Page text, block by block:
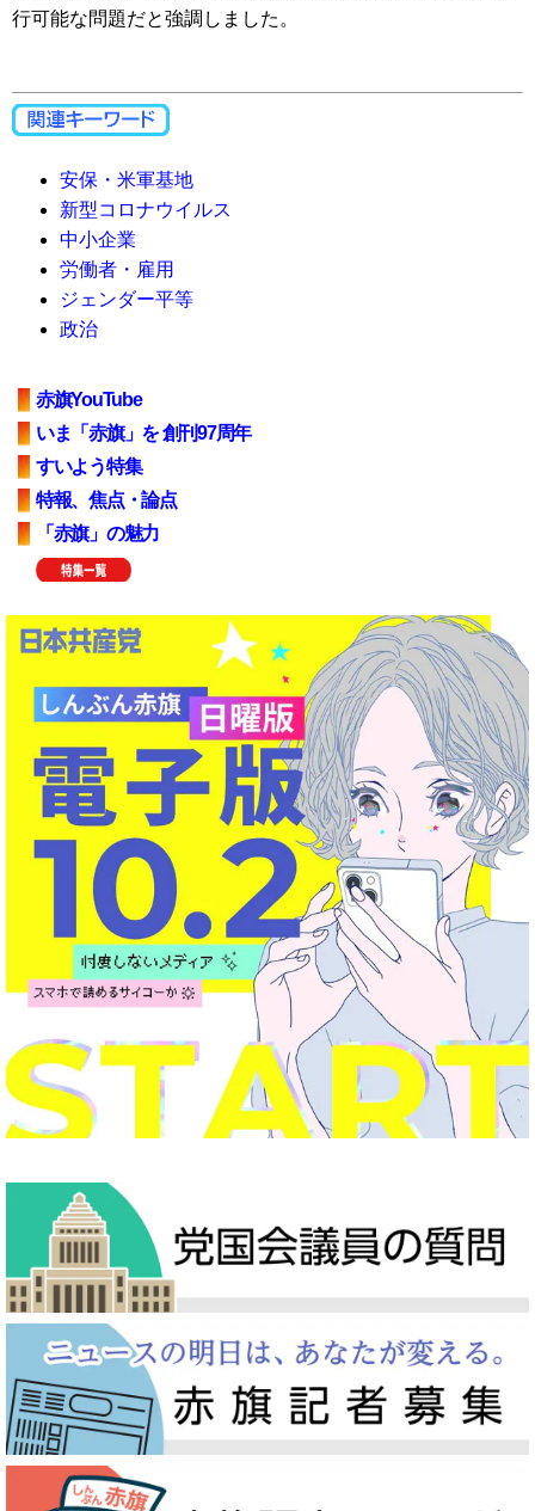
行可能な問題だと強調しました。
安保・米軍基地
新型コロナウイルス
中小企業
労働者・雇用
ジェンダー平等
政治
赤旗YouTube
いま「赤旗」を 創刊97周年
すいよう特集
特報、焦点・論点
「赤旗」の魅力